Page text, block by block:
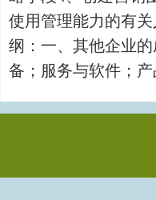
使用管理能力的有
纲：一、其他企业
备；服务与软件；